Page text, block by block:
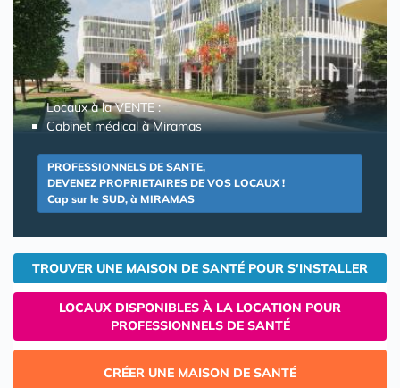
Locaux à la VENTE :
Cabinet médical à Miramas
PROFESSIONNELS DE SANTE,
DEVENEZ PROPRIETAIRES DE VOS LOCAUX !
Cap sur le SUD, à MIRAMAS
TROUVER UNE MAISON DE SANTÉ POUR S'INSTALLER
LOCAUX DISPONIBLES À LA LOCATION POUR
PROFESSIONNELS DE SANTÉ
CRÉER UNE MAISON DE SANTÉ